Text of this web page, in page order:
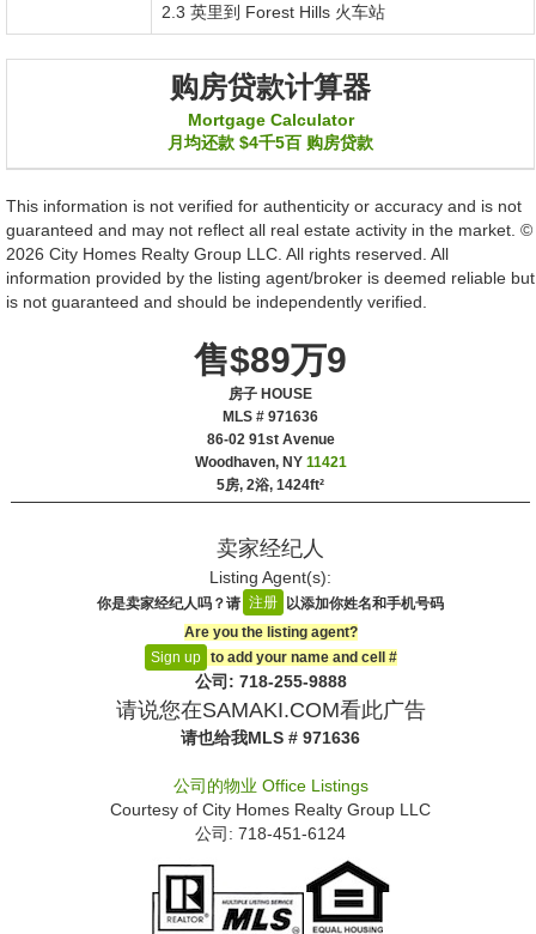
2.3 英里到 Forest Hills 火车站
购房贷款计算器
Mortgage Calculator
月均还款 $4千5百 购房贷款
This information is not verified for authenticity or accuracy and is not
guaranteed and may not reflect all real estate activity in the market. ©
2026 City Homes Realty Group LLC. All rights reserved. All
information provided by the listing agent/broker is deemed reliable but
is not guaranteed and should be independently verified.
售$89万9
房子 HOUSE
MLS # 971636
‎86-02 91st Avenue
Woodhaven, NY 11421
5房, 2浴, 1424ft²
卖家经纪人
Listing Agent(s):‎
你是卖家经纪人吗？请 注册
以添加你姓名和手机号码
Are you the listing agent?
Sign up
to add your name and cell #‎
公司: ‍718-255-9888
请说您在SAMAKI.COM看此广告
请也给我MLS # 971636
公司的物业 Office Listings
Courtesy of City Homes Realty Group LLC
公司: ‍718-451-6124